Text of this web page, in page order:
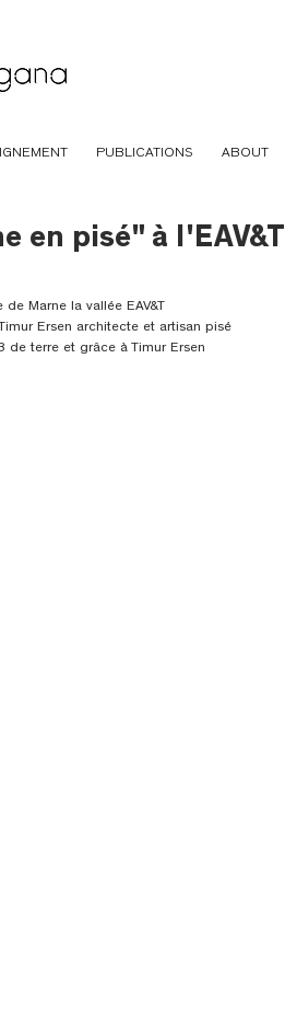
PUBLICATIONS ABOUT
en pisé" à l'EAV&T
Marne la vallée EAV&T
Ersen architecte et artisan pisé
terre et grâce à Timur Ersen